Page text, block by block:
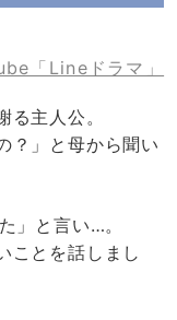
「Lineドラマ」
主人公。
？」と母から聞い
」と言い…。
ことを話しまし